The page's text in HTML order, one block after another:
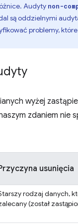
Audyty non-
są oddzielnymi
problemy,
wyżej
zdaniem nie
usunięcia
rodzaj danych,
(został